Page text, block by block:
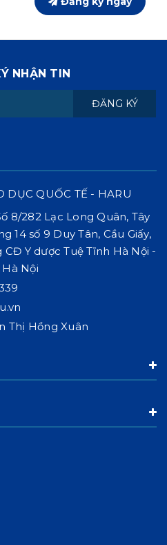
NHẬN TIN
ĐĂNG KÝ
DỤC QUỐC TẾ - HARU
8/282 Lạc Long Quân, Tây
14 số 9 Duy Tân, Cầu Giấy,
CĐ Y dược Tuệ Tĩnh Hà Nội -
Nội
Thị Hồng Xuân